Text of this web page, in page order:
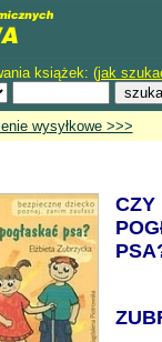
książek: (jak
wysyłkowe >>>
CZY